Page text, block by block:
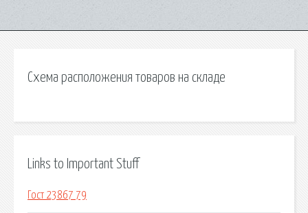
Схема расположения товаров на складе
Links to Important Stuff
Гост 23867 79